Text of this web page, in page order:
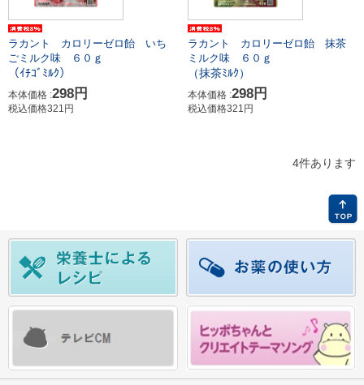
ラカント カロリーゼロ飴 いち
ごミルク味 ６０ｇ
（ｲﾁｺﾞﾐﾙｸ）
本体価格 :298円
税込価格321円
ラカント カロリーゼロ飴 抹茶
ミルク味 ６０ｇ
（抹茶ﾐﾙｸ）
本体価格 :298円
税込価格321円
4件あります